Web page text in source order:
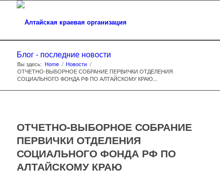
Блог - последние новости
Вы здесь: Home / Новости /
ОТЧЕТНО-ВЫБОРНОЕ СОБРАНИЕ ПЕРВИЧКИ ОТДЕЛЕНИЯ
СОЦИАЛЬНОГО ФОНДА РФ ПО АЛТАЙСКОМУ КРАЮ...
ОТЧЕТНО-ВЫБОРНОЕ СОБРАНИЕ
ПЕРВИЧКИ ОТДЕЛЕНИЯ
СОЦИАЛЬНОГО ФОНДА РФ ПО
АЛТАЙСКОМУ КРАЮ